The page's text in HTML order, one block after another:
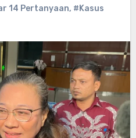
14 Pertanyaan, #Kasus